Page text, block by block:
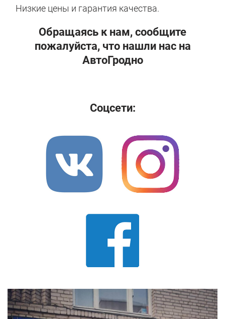
Низкие цены и гарантия качества.
Обращаясь к нам, сообщите
пожалуйста, что нашли нас на
АвтоГродно
Соцсети: